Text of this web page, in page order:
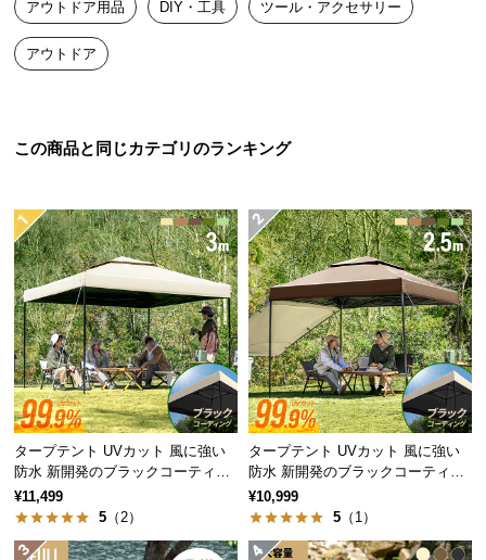
送
料
に
て
型
商
品
の
配
送
に
つ
い
て
中
型
商
ナチュラルアウトドアスタイル
都会の喧騒を忘れ、”自分だけのリゾート”で羽根を伸ばす。
ナチュラルカラーでフルコーデしたお気に入りの空間。
高まるテンションと心地よいリラクゼーション
ファッションやインテリアと同じように、
アウトドアでもコーディネートを楽しむ。
自然に、自分らしく。
アウトドア用品 DIY・工具 ツール・アクセサリー
アウトドア
この商品と同じカテゴリのランキング
タープテント UVカット 風に強い
防水 新開発のブラックコーティン
グタイプ 3m
¥11,499
5 （2）
タープテント UVカット 風に強い
防水 新開発のブラックコーティン
グタイプ 2.5m
¥10,999
5 （1）